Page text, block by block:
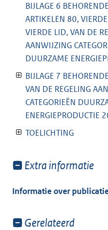
BIJLAGE 6
ARTIKELEN 80,
VIERDE LID, VAN DE
AANWIJZING
DUURZAME
BIJLAGE 7
VAN DE REGELING
CATEGORIEËN
ENERGIEPRODUCTIE
TOELICHTING
Toon
van:
Extra informatie
Informatie over
Toon
Gerelateerd